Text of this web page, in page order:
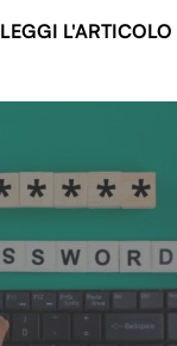
LEGGI L'ARTICOLO